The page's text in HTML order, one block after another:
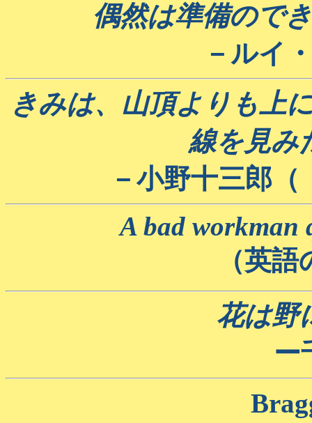
偶然は準備ので
－ルイ
きみは、山頂よりも上
線を見み
－小野十三郎（
A bad workman
（英
花は野
ー